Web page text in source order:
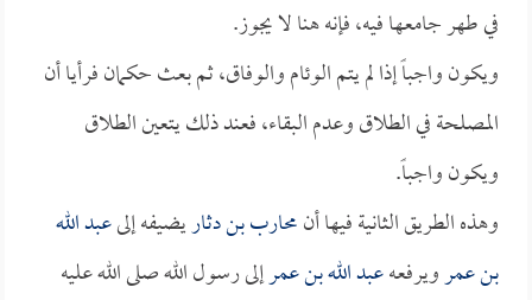
في طهر جامعها فيه، فإنه هنا لا يجوز.
ويكون واجباً إذا لم يتم الوئام والوفاق، ثم بعث حكمان فرأيا أن
المصلحة في الطلاق وعدم البقاء، فعند ذلك يتعين الطلاق
ويكون واجباً.
وهذه الطريق الثانية فيها أنمحارب بن دثاريضيفه إلىعبد الله
بن عمرويرفعهعبد الله بن عمرإلى رسول الله صلى الله عليه